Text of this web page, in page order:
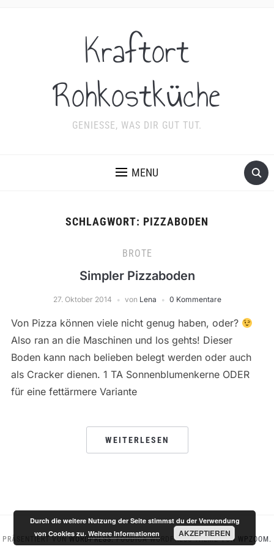
Kraftort
Rohkostküche
GENIESSE, WAS DIR GUT TUT.
MENU
SCHLAGWORT: PIZZABODEN
BROTE
Simpler Pizzaboden
27. Oktober 2014 von Lena 0 Kommentare
Von Pizza können viele nicht genug haben, oder?
Also ran an die Maschinen und los gehts! Dieser
Boden kann nach belieben belegt werden oder auch
als Cracker dienen. 1 TA Sonnenblumenkerne ODER
für eine fettärmere Variante
WEITERLESEN
PRÄSENTIERT VON WORDPRESS. FOODICA WORDPRESS-THEME VON WPZOOM.
Durch die weitere Nutzung der Seite stimmst du der Verwendung
von Cookies zu.Weitere Informationen AKZEPTIEREN